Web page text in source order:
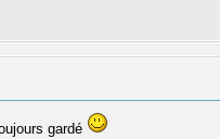
gardé